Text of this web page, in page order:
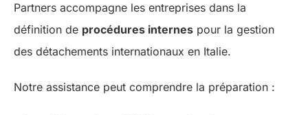
Partners accompagne les entreprises dans la
définition de procédures internes pour la gestion
des détachements internationaux en Italie.
Notre assistance peut comprendre la préparation :